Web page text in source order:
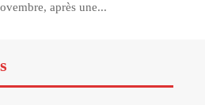
après une...